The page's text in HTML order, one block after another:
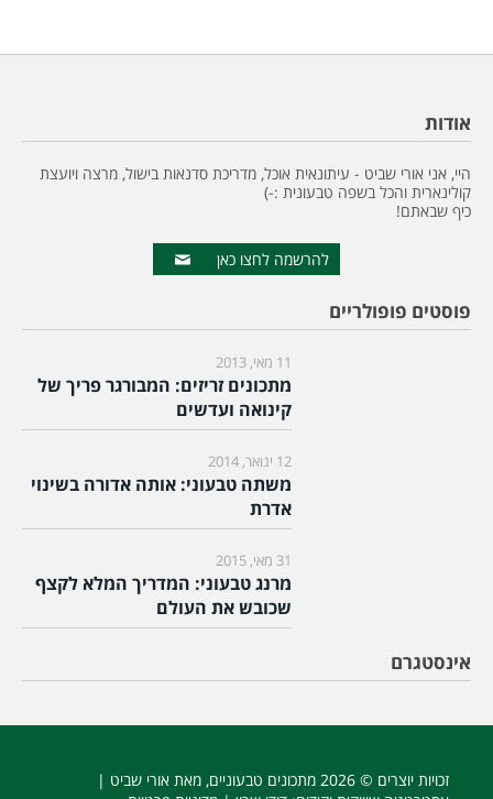
אודות
היי, אני אורי שביט - עיתונאית אוכל, מדריכת סדנאות בישול, מרצה ויועצת
קולינארית והכל בשפה טבעונית :-)
כיף שבאתם!
להרשמה לחצו כאן
פוסטים פופולריים
11 מאי, 2013
מתכונים זריזים: המבורגר פריך של
קינואה ועדשים
12 ינואר, 2014
משתה טבעוני: אותה אדורה בשינוי
אדרת
31 מאי, 2015
מרנג טבעוני: המדריך המלא לקצף
שכובש את העולם
אינסטגרם
זכויות יוצרים © 2026 מתכונים טבעוניים, מאת אורי שביט |